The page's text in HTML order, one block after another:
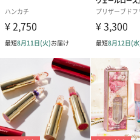
シーズンブーケ（ひま
わり）（1,880円）
ブーケ
ーン）
ドライフラワー・プリザーブ
自然のお花で作ったドライフラ
梱します。
一部花材が写真と異なる場合が
い。パッケージに入れてお届けし